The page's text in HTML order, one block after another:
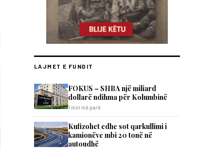
LAJMET E FUNDIT
FOKUS – SHBA një miliard
dollarë ndihma për Kolumbinë
1 min më parë
Kufizohet edhe sot qarkullimi i
kamionëve mbi 20 tonë në
autoudhë